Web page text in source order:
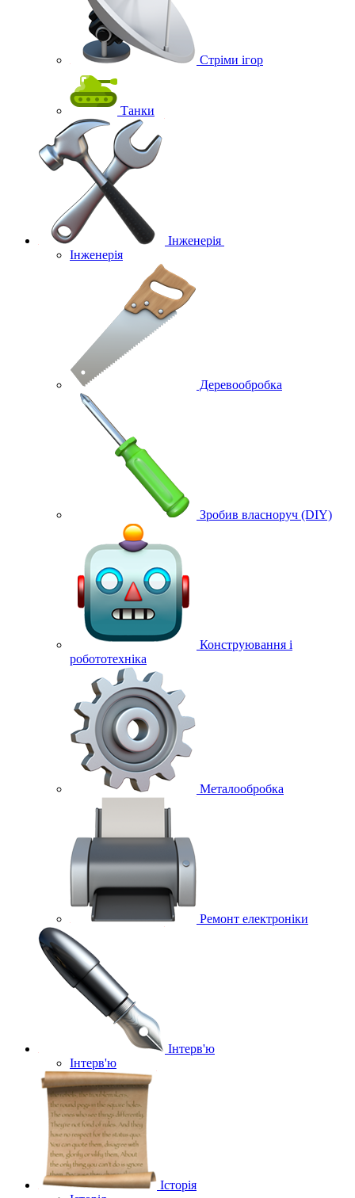
Стріми ігор
Танки
Інженерія
Інженерія
Деревообробка
Зробив власноруч (DIY)
Конструювання і
робототехніка
Металообробка
Ремонт електроніки
Інтерв'ю
Інтерв'ю
Історія